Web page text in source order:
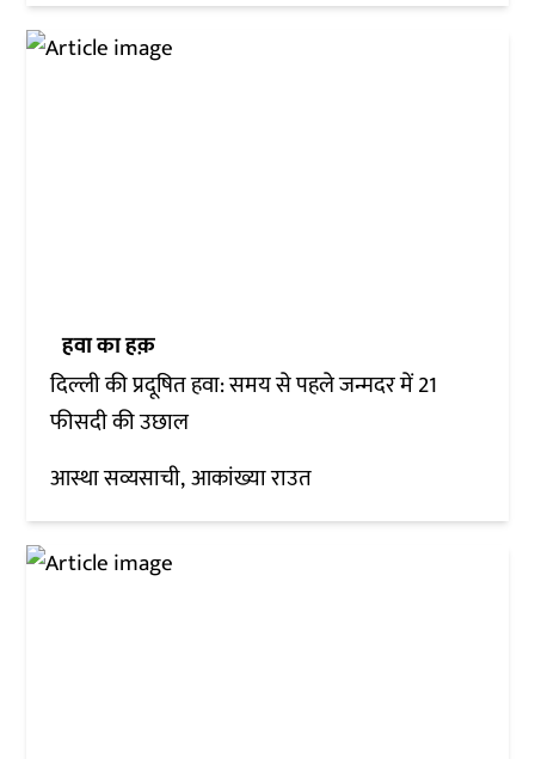
हवा का हक़
दिल्ली की प्रदूषित हवा: समय से पहले जन्मदर में 21
फीसदी की उछाल
आस्था सव्यसाची आकांख्या राउत